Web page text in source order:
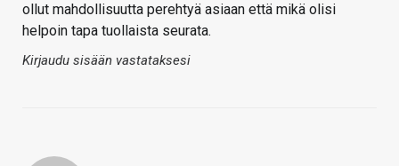
ollut mahdollisuutta perehtyä asiaan että mikä olisi
helpoin tapa tuollaista seurata.
Kirjaudu sisään vastataksesi